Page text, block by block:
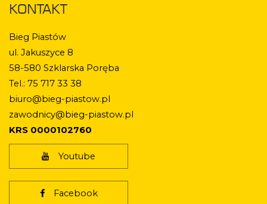
KONTAKT
Bieg Piastów
ul. Jakuszyce 8
58-580 Szklarska Poręba
Tel.: 75 717 33 38
biuro@bieg-piastow.pl
zawodnicy@bieg-piastow.pl
KRS 0000102760
Youtube
Facebook